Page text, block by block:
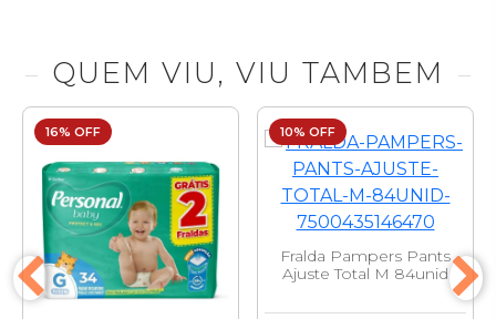
QUEM VIU, VIU TAMBEM
16% OFF 10% OFF
Fralda Pampers Pants
Ajuste Total M 84unid